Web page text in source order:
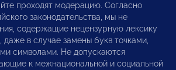
проходят модерацию. Согласно
законодательства, мы не
содержащие нецензурную лексику
в случае замены букв точками,
символами. Не допускаются
к межнациональной и социальной